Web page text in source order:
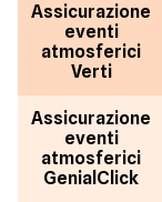
Assicurazione
eventi
atmosferici
Verti
Assicurazione
eventi
atmosferici
GenialClick